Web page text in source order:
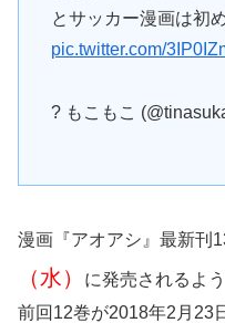
とサッカー漫画は初
pic.twitter.com/
? もこもこ
漫画『アオアシ』最新刊
（水）
に発売されるよう
前回12巻が2018年2月23